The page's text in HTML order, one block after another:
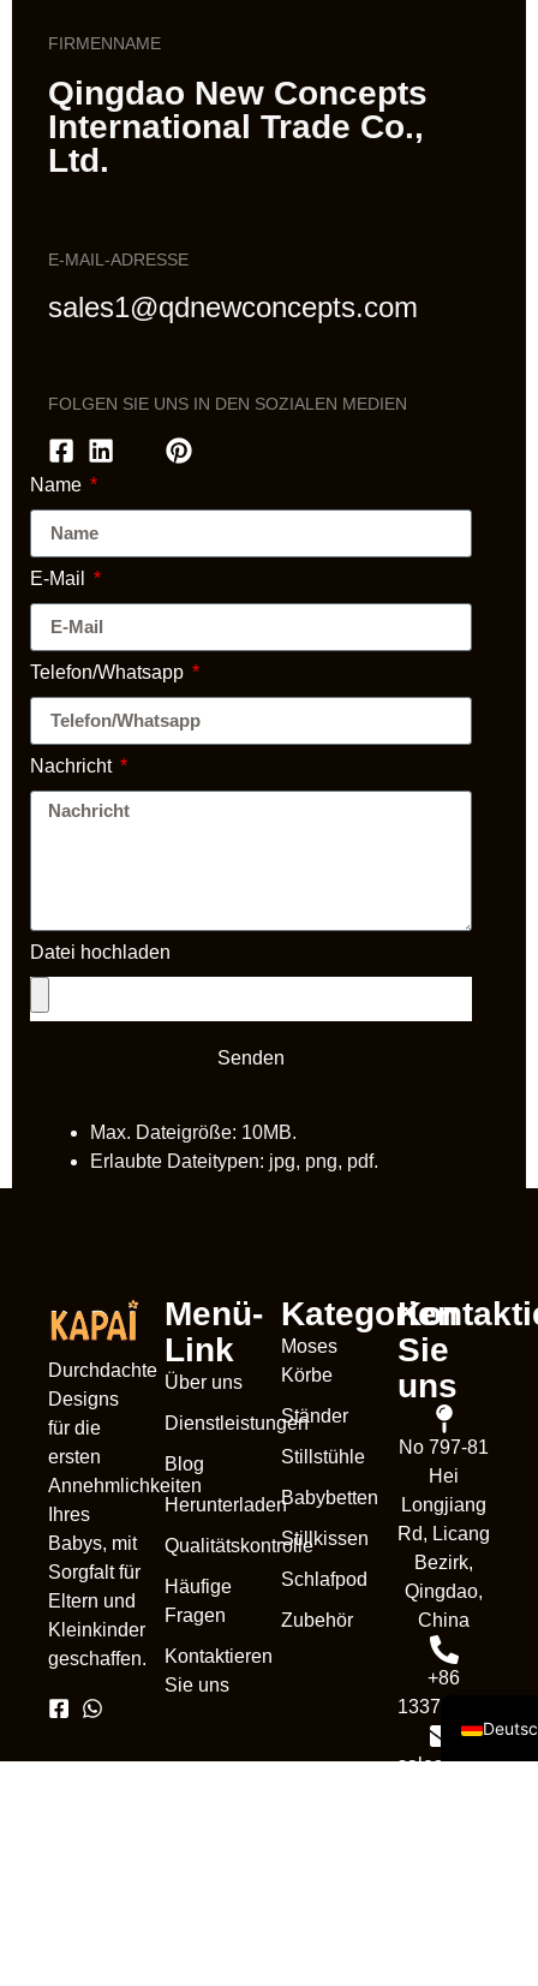
FIRMENNAME
Qingdao New Concepts
International Trade Co.,
Ltd.
E-MAIL-ADRESSE
sales1@qdnewconcepts.com
FOLGEN SIE UNS IN DEN SOZIALEN MEDIEN
Name
E-Mail
Telefon/Whatsapp
Nachricht
Datei hochladen
Senden
Max. Dateigröße: 10MB.
Erlaubte Dateitypen: jpg, png, pdf.
Durchdachte
Designs
für die
ersten
Annehmlichkeiten
Ihres
Babys, mit
Sorgfalt für
Eltern und
Kleinkinder
geschaffen.
Menü-
Link
Über uns
Dienstleistungen
Blog
Herunterladen
Qualitätskontrolle
Häufige
Fragen
Kontaktieren
Sie uns
Kategorien
Moses
Körbe
Ständer
Stillstühle
Babybetten
Stillkissen
Schlafpod
Zubehör
Sie
uns
No 797-81
Hei
Longjiang
Rd, Licang
Bezirk,
Qingdao,
China
+86
13370839302